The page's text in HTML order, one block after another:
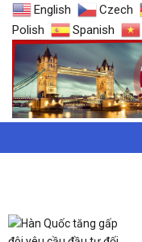
English Czech
Polish
Spanish